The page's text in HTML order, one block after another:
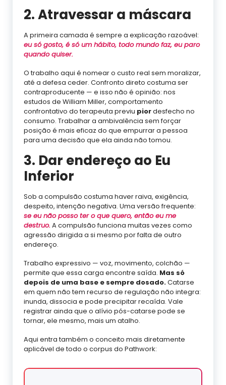
2. Atravessar a máscara
A primeira camada é sempre a explicação razoável:
eu só gosto, é só um hábito, todo mundo faz, eu paro
quando quiser.
O trabalho aqui é nomear o custo real sem moralizar,
até a defesa ceder. Confronto direto costuma ser
contraproducente — e isso não é opinião: nos
estudos de William Miller, comportamento
confrontativo do terapeuta previu piordesfecho no
consumo. Trabalhar a ambivalência sem forçar
posição é mais eficaz do que empurrar a pessoa
para uma decisão que ela ainda não tomou.
3. Dar endereço ao Eu
Inferior
Sob a compulsão costuma haver raiva, exigência,
despeito, intenção negativa. Uma versão frequente:
se eu não posso ter o que quero, então eu me
destruo. A compulsão funciona muitas vezes como
agressão dirigida a si mesmo por falta de outro
endereço.
Trabalho expressivo — voz, movimento, colchão —
permite que essa carga encontre saída. Mas só
depois de uma base e sempre dosado.Catarse
em quem não tem recurso de regulação não integra:
inunda, dissocia e pode precipitar recaída. Vale
registrar ainda que o alívio pós-catarse pode se
tornar, ele mesmo, mais um atalho.
Aqui entra também o conceito mais diretamente
aplicável de todo o corpus do Pathwork: